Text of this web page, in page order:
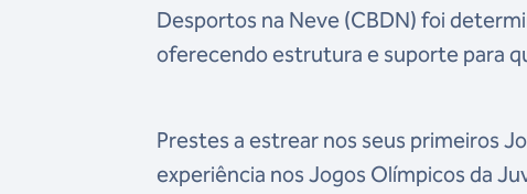
Desportos na Neve (CBDN) foi
oferecendo estrutura e suporte para
Prestes a estrear nos seus primeiros
experiência nos Jogos Olímpicos da